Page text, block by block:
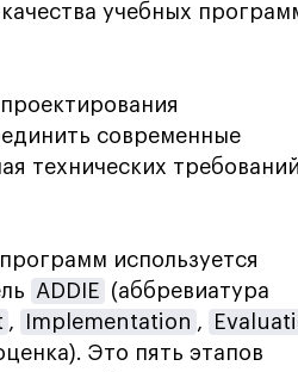
учебных
современные
технических требований
используется
ADDIE
(аббревиатура
, Implementation ,
Это пять этапов